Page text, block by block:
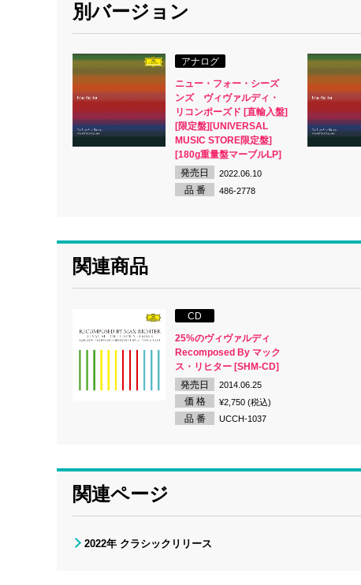
別バージョン
アナログ
ニュー・フォー・シーズ
ンズ ヴィヴァルディ・
リコンポーズド [直輸入盤]
[限定盤][UNIVERSAL
MUSIC STORE限定盤]
[180g重量盤マーブルLP]
発売日
2022.06.10
品 番 486-2778
関連商品
CD
25%のヴィヴァルディ
Recomposed By マック
ス・リヒター [SHM-CD]
発売日
2014.06.25
価 格 ¥2,750 (税込)
品 番 UCCH-1037
関連ページ
2022年 クラシックリリース